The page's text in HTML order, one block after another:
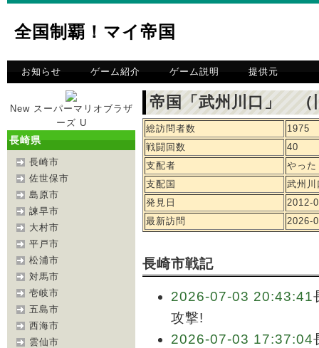
全国制覇！マイ帝国
お知らせ ゲーム紹介 ゲーム説明 提供元
New スーパーマリオブラザ
ーズ U
長崎県
長崎市
佐世保市
島原市
諫早市
大村市
平戸市
松浦市
対馬市
壱岐市
五島市
西海市
雲仙市
帝国「武州川口」 （
総訪問者数
1975
戦闘回数
40
支配者
やった
支配国
武州川
発見日
2012-
最新訪問
2026-
長崎市戦記
2026-07-03 20:43:41
攻撃!
2026-07-03 17:37:04